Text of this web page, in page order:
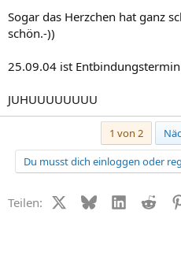
Sogar das Herzchen hat ganz
schön.-))
25.09.04 ist
JUHUUUUUUUU
1 von 2
Du musst dich einloggen oder
Teilen: X (Twitter)
BlueskyLinkedIn